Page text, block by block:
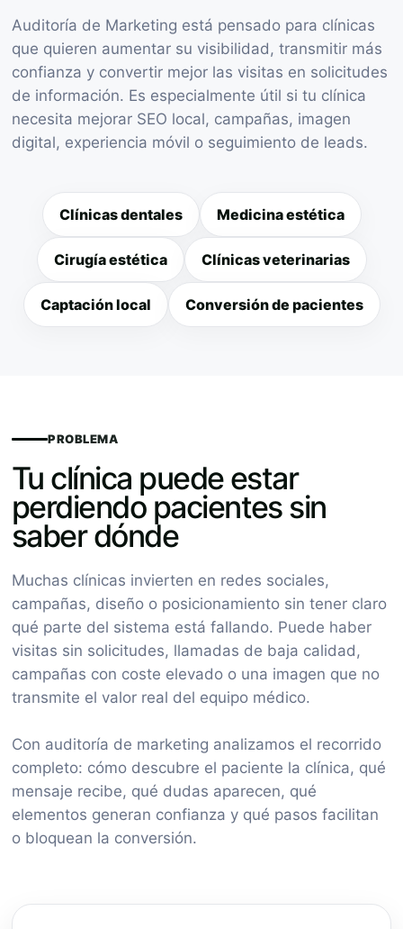
Auditoría de Marketing está pensado para clínicas
que quieren aumentar su visibilidad, transmitir más
confianza y convertir mejor las visitas en solicitudes
de información. Es especialmente útil si tu clínica
necesita mejorar SEO local, campañas, imagen
digital, experiencia móvil o seguimiento de leads.
Clínicas dentales Medicina estética
Cirugía estética Clínicas veterinarias
Captación local Conversión de pacientes
PROBLEMA
Tu clínica puede estar
perdiendo pacientes sin
saber dónde
Muchas clínicas invierten en redes sociales,
campañas, diseño o posicionamiento sin tener claro
qué parte del sistema está fallando. Puede haber
visitas sin solicitudes, llamadas de baja calidad,
campañas con coste elevado o una imagen que no
transmite el valor real del equipo médico.
Con auditoría de marketing analizamos el recorrido
completo: cómo descubre el paciente la clínica, qué
mensaje recibe, qué dudas aparecen, qué
elementos generan confianza y qué pasos facilitan
o bloquean la conversión.